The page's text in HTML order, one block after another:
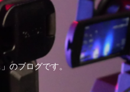
のブログです。